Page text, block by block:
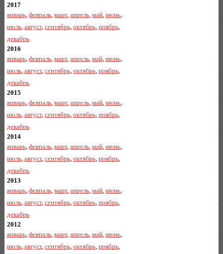
2017
январь, февраль, март, апрель, май, июнь,
июль, август, сентябрь, октябрь, ноябрь,
декабрь
2016
январь, февраль, март, апрель, май, июнь,
июль, август, сентябрь, октябрь, ноябрь,
декабрь
2015
январь, февраль, март, апрель, май, июнь,
июль, август, сентябрь, октябрь, ноябрь,
декабрь
2014
январь, февраль, март, апрель, май, июнь,
июль, август, сентябрь, октябрь, ноябрь,
декабрь
2013
январь, февраль, март, апрель, май, июнь,
июль, август, сентябрь, октябрь, ноябрь,
декабрь
2012
январь, февраль, март, апрель, май, июнь,
июль, август, сентябрь, октябрь, ноябрь,